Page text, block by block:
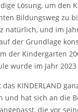
Lösung, um den
Bildungsweg zu
natürlich, und im
der Grundlage
der Kindergarten
wurde im Jahr
KINDERLAND
und hat sich an die
die vor